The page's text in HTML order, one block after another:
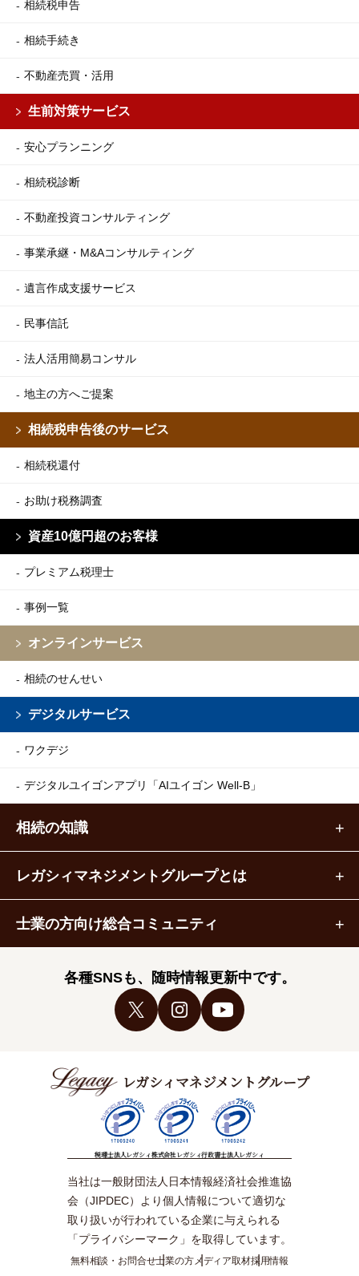
相続税申告
相続手続き
不動産売買・活用
生前対策サービス
安心プランニング
相続税診断
不動産投資コンサルティング
事業承継・M&Aコンサルティング
遺言作成支援サービス
民事信託
法人活用簡易コンサル
地主の方へご提案
相続税申告後のサービス
相続税還付
お助け税務調査
資産10億円超のお客様
プレミアム税理士
事例一覧
オンラインサービス
相続のせんせい
デジタルサービス
ワクデジ
デジタルユイゴンアプリ 「AIユイゴン Well-B」
相続の知識
レガシィマネジメントグループとは
士業の方向け総合コミュニティ
各種SNSも、随時情報更新中です。
レガシィマネジメントグループ
税理士法人レガシィ株式会社レガシィ行政書士法人レガシィ
当社は一般財団法人日本情報経済社会推進協
会（JIPDEC）より個人情報について適切な
取り扱いが行われている企業に与えられる
「プライバシーマーク」を取得しています。
無料相談・お問合せ士業の方メディア取材採用情報